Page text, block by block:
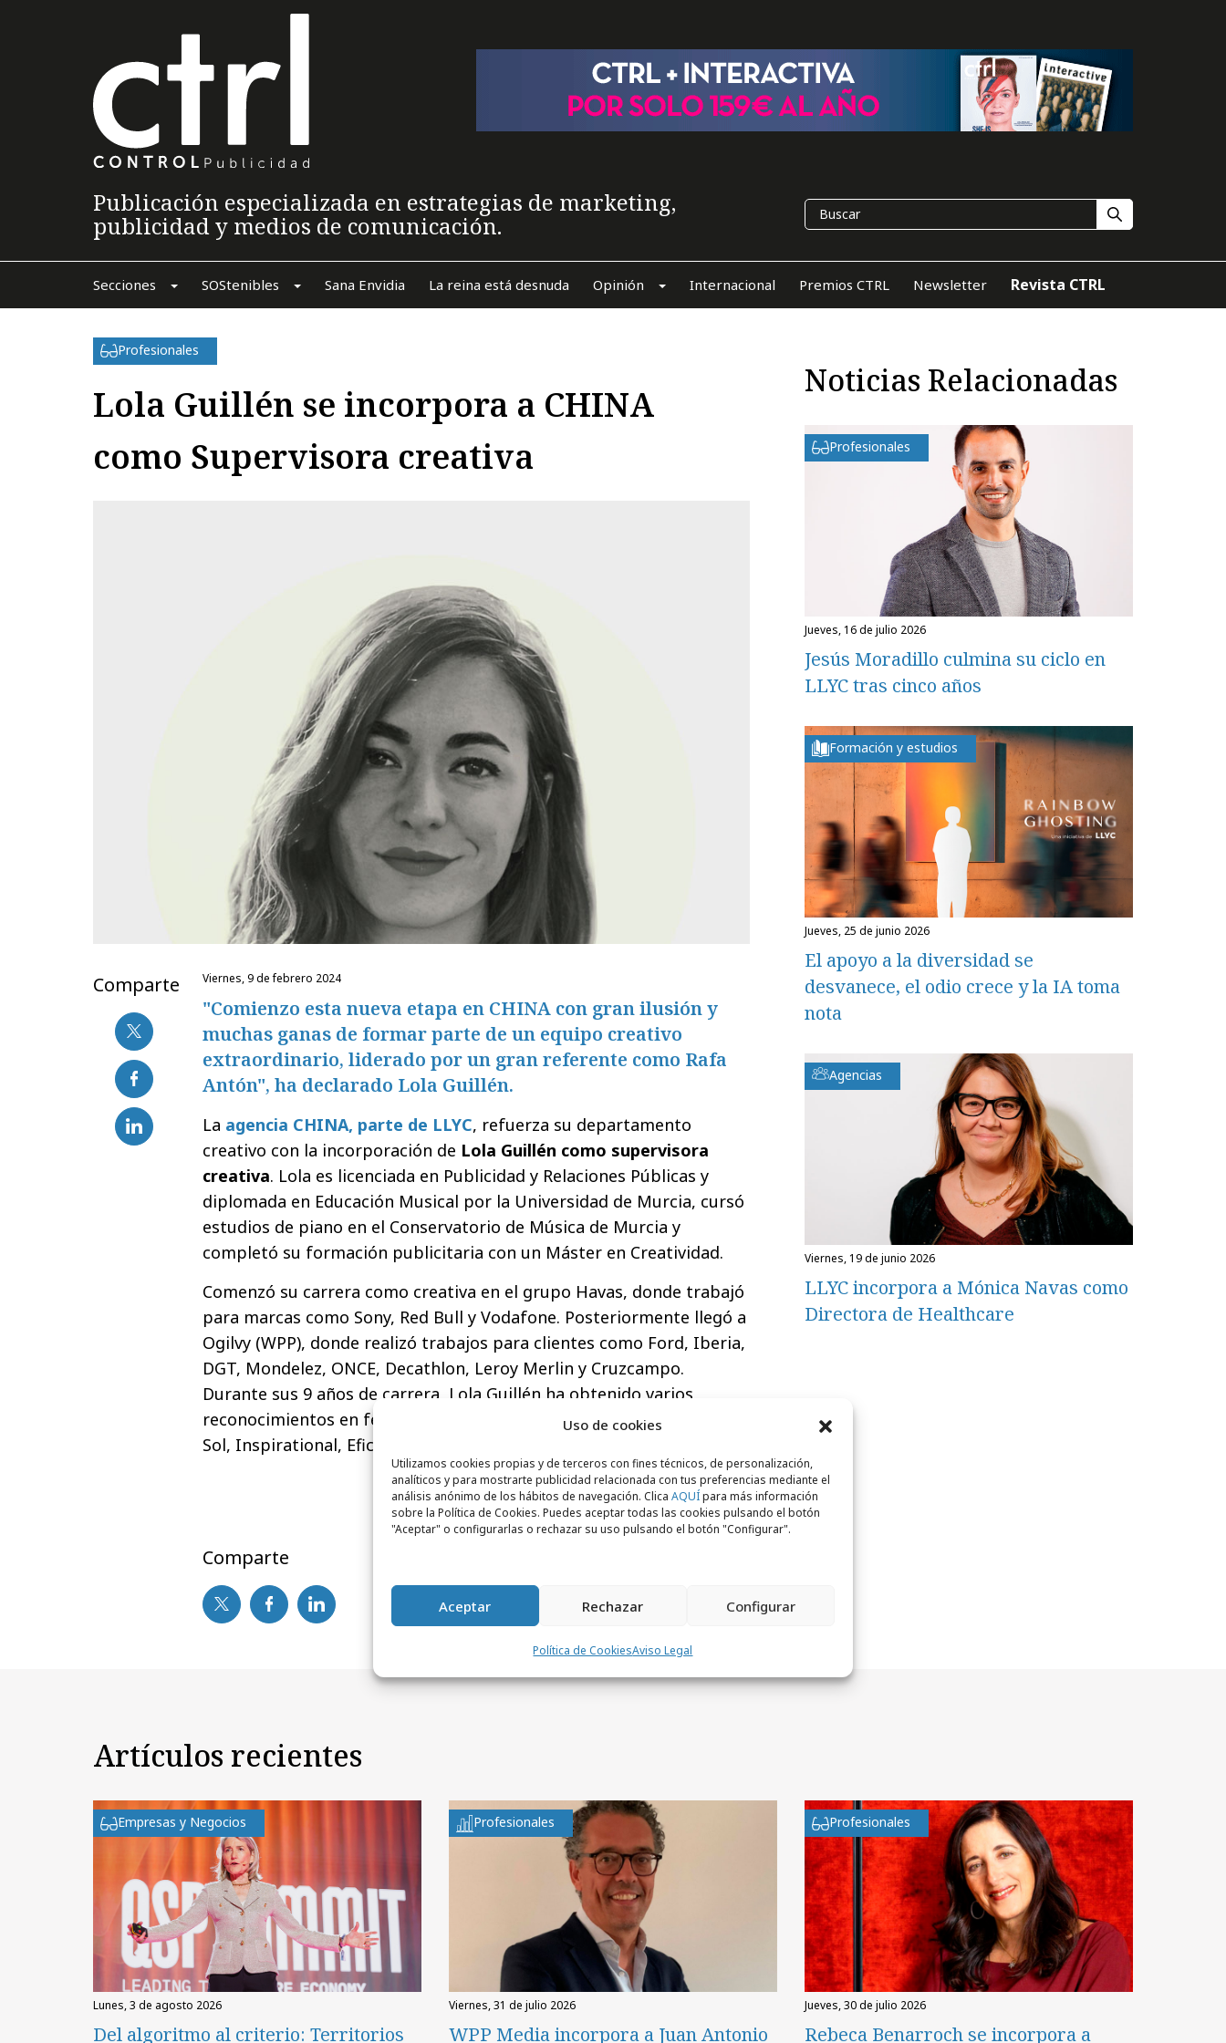
Uso de cookies
Utilizamos cookies propias y de terceros con fines técnicos, de personalización,
analíticos y para mostrarte publicidad relacionada con tus preferencias mediante el
análisis anónimo de los hábitos de navegación. Clica AQUÍpara más información
sobre la Política de Cookies. Puedes aceptar todas las cookies pulsando el botón
"Aceptar" o configurarlas o rechazar su uso pulsando el botón "Configurar".
Aceptar Rechazar Configurar
Política de CookiesAviso Legal
Publicación especializada en estrategias de marketing,
publicidad y medios de comunicación.
Secciones SOStenibles Sana Envidia La reina está desnuda Opinión Internacional Premios CTRL Newsletter Revista CTRL
Profesionales
Lola Guillén se incorpora a CHINA
como Supervisora creativa
Comparte viernes, 9 de febrero 2024
"Comienzo esta nueva etapa en CHINA con gran ilusión y
muchas ganas de formar parte de un equipo creativo
extraordinario, liderado por un gran referente como Rafa
Antón", ha declarado Lola Guillén.
La agencia CHINA, parte de LLYC, refuerza su departamento
creativo con la incorporación de Lola Guillén como supervisora
creativa. Lola es licenciada en Publicidad y Relaciones Públicas y
diplomada en Educación Musical por la Universidad de Murcia, cursó
estudios de piano en el Conservatorio de Música de Murcia y
completó su formación publicitaria con un Máster en Creatividad.
Comenzó su carrera como creativa en el grupo Havas, donde trabajó
para marcas como Sony, Red Bull y Vodafone. Posteriormente llegó a
Ogilvy (WPP), donde realizó trabajos para clientes como Ford, Iberia,
DGT, Mondelez, ONCE, Decathlon, Leroy Merlin y Cruzcampo.
Durante sus 9 años de carrera, Lola Guillén ha obtenido varios
reconocimientos en festivales como One Show, Cannes Lions, cdec, El
Sol, Inspirational, Eficacia, The Caples Awards, JCDecaux o Genio.
Comparte
Noticias Relacionadas
Profesionales
jueves, 16 de julio 2026
Jesús Moradillo culmina su ciclo en
LLYC tras cinco años
Formación y estudios
jueves, 25 de junio 2026
El apoyo a la diversidad se
desvanece, el odio crece y la IA toma
nota
Agencias
viernes, 19 de junio 2026
LLYC incorpora a Mónica Navas como
Directora de Healthcare
Artículos recientes
Empresas y Negocios
lunes, 3 de agosto 2026
Del algoritmo al criterio: Territorios
Profesionales
viernes, 31 de julio 2026
WPP Media incorpora a Juan Antonio
Profesionales
jueves, 30 de julio 2026
Rebeca Benarroch se incorpora a